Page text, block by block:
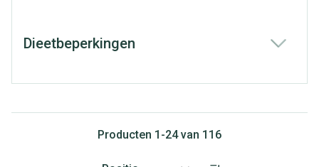
Dieetbeperkingen
Producten 1 -24van 116